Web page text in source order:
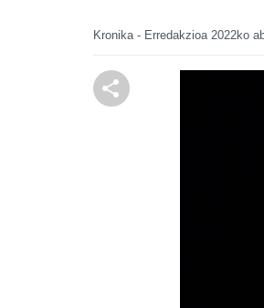
Kronika - Erredakzioa 2022ko